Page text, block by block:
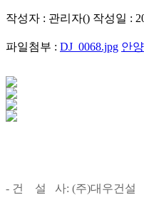
작성자 : 관리자() 작성일 :
파일첨부 : DJ_0068.jpg 안
- 건 설 사: (주)대우건설